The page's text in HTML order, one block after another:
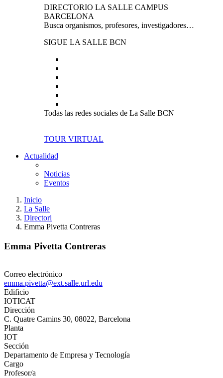
DIRECTORIO LA SALLE CAMPUS
BARCELONA
Busca organismos, profesores, investigadores…
SIGUE LA SALLE BCN
Todas las redes sociales de La Salle BCN
TOUR VIRTUAL
Actualidad
Noticias
Eventos
Inicio
La Salle
Directori
Emma Pivetta Contreras
Emma Pivetta Contreras
Correo electrónico
emma.pivetta@ext.salle.url.edu
Edificio
IOTICAT
Dirección
C. Quatre Camins 30, 08022, Barcelona
Planta
IOT
Sección
Departamento de Empresa y Tecnología
Cargo
Profesor/a